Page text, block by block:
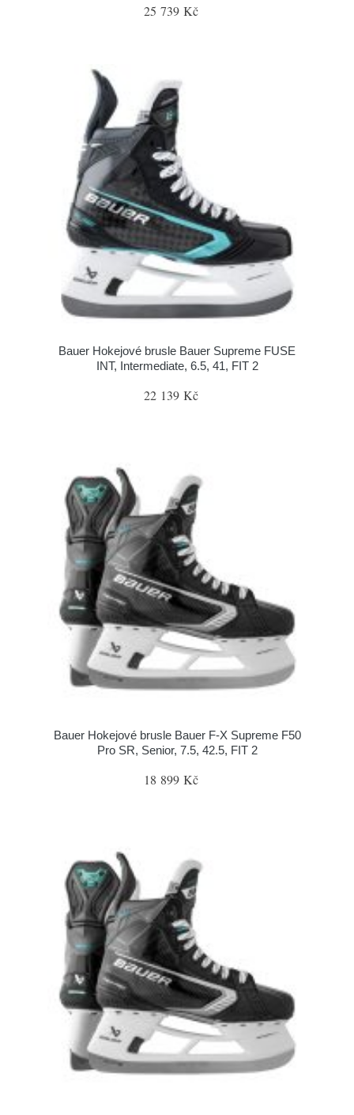
25 739 Kč
Bauer Hokejové brusle Bauer Supreme FUSE
INT, Intermediate, 6.5, 41, FIT 2
22 139 Kč
Bauer Hokejové brusle Bauer F-X Supreme F50
Pro SR, Senior, 7.5, 42.5, FIT 2
18 899 Kč